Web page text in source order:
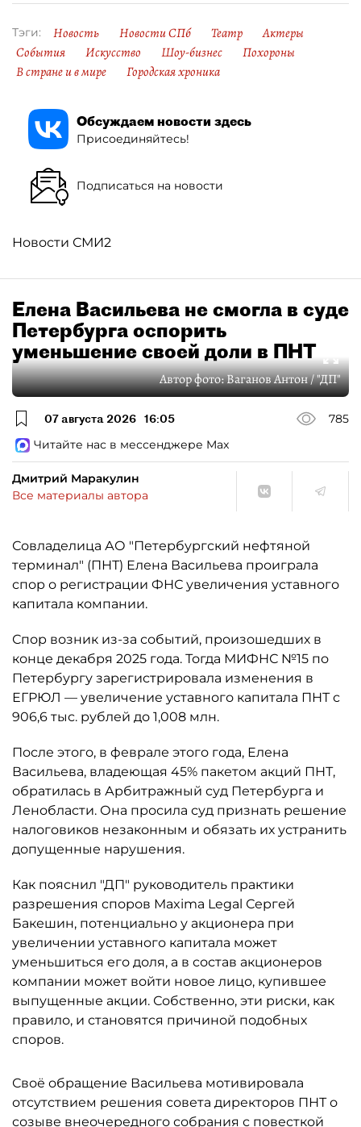
Тэги: Новость Новости СПб Театр
Актеры
События
Искусство Шоу-бизнес
Похороны
В стране и в мире
Городская хроника
Обсуждаем новости здесь
Присоединяйтесь!
Подписаться на новости
Новости СМИ2
Елена Васильева не смогла в суде
Петербурга оспорить
уменьшение своей доли в ПНТ
Автор фото:Ваганов Антон / "ДП"
07 августа 2026 16:05
785
Читайте нас в мессенджере Max
Дмитрий Маракулин
Все материалы автора
Совладелица АО "Петербургский нефтяной
терминал" (ПНТ) Елена Васильева проиграла
спор о регистрации ФНС увеличения уставного
капитала компании.
Спор возник из-за событий, произошедших в
конце декабря 2025 года. Тогда МИФНС №15 по
Петербургу зарегистрировала изменения в
ЕГРЮЛ — увеличение уставного капитала ПНТ с
906,6 тыс. рублей до 1,008 млн.
После этого, в феврале этого года, Елена
Васильева, владеющая 45% пакетом акций ПНТ,
обратилась в Арбитражный суд Петербурга и
Ленобласти. Она просила суд признать решение
налоговиков незаконным и обязать их устранить
допущенные нарушения.
Как пояснил "ДП" руководитель практики
разрешения споров Maxima Legal Сергей
Бакешин, потенциально у акционера при
увеличении уставного капитала может
уменьшиться его доля, а в состав акционеров
компании может войти новое лицо, купившее
выпущенные акции. Собственно, эти риски, как
правило, и становятся причиной подобных
споров.
Своё обращение Васильева мотивировала
отсутствием решения совета директоров ПНТ о
созыве внеочередного собрания с повесткой